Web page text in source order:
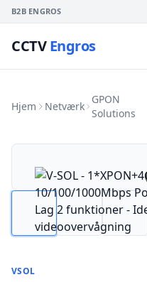
B2B ENGROS
CCTVEngros
Hjem Netværk
GPON
Solutions
VSOL